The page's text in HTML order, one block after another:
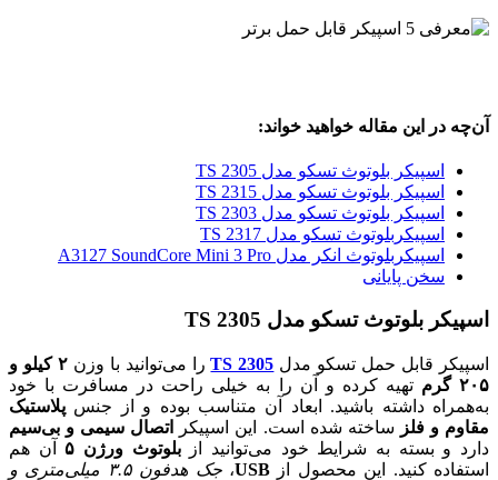
آن‌چه در این مقاله خواهید خواند:
اسپیکر بلوتوث تسکو مدل TS 2305
اسپیکر بلوتوث تسکو مدل TS 2315
اسپیکر بلوتوث تسکو مدل TS 2303
اسپیکربلوتوث تسکو مدل TS 2317
اسپیکربلوتوث انکر مدل A3127 SoundCore Mini 3 Pro
سخن پایانی
اسپیکر بلوتوث تسکو مدل TS 2305
اسپیکر قابل حمل تسکو مدل TS 2305را می‌توانید با وزن
۲ کیلو و
۲۰۵ گرم
تهیه کرده و آن را به خیلی راحت در مسافرت با خود
به‌همراه داشته باشید. ابعاد آن متناسب بوده و از جنس پلاستیک
مقاوم و فلز ساخته شده است. این اسپیکر
اتصال سیمی و بی‌سیم
دارد و بسته به شرایط خود می‌توانید ازبلوتوث ورژن ۵
آن هم
استفاده کنید. این محصول از USB، جک هدفون ۳.۵ میلی‌متری و